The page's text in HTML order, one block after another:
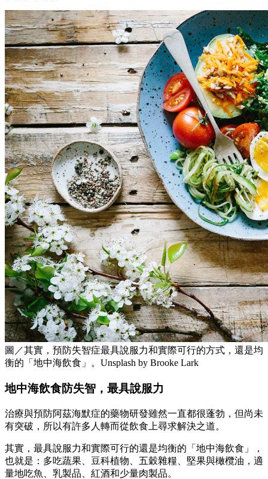
圖／其實，預防失智症最具說服力和實際可行的方式，還是均
衡的「地中海飲食」。Unsplash by Brooke Lark
地中海飲食防失智，最具說服力
治療與預防阿茲海默症的藥物研發雖然一直都很蓬勃，但尚未
有突破，所以有許多人轉而從飲食上尋求解決之道。
其實，最具說服力和實際可行的還是均衡的「地中海飲食」，
也就是：多吃蔬果、豆科植物、五穀雜糧、堅果與橄欖油，適
量地吃魚、乳製品、紅酒和少量肉製品。